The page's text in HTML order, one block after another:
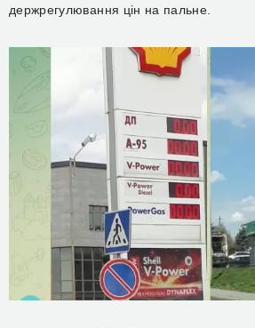
держрегулювання цін на пальне.